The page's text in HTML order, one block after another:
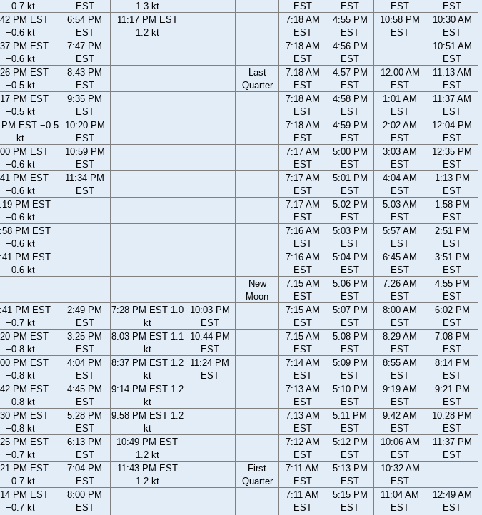
−0.7 kt
EST
1.3 kt
EST
EST
EST
EST
PM EST
−0.6 kt
6:54 PM
EST
11:17 PM EST
1.2 kt
7:18 AM
EST
4:55 PM
EST
10:58 PM
EST
10:30 AM
EST
PM EST
−0.6 kt
7:47 PM
EST
7:18 AM
EST
4:56 PM
EST
10:51 AM
EST
PM EST
−0.5 kt
8:43 PM
EST
Last
Quarter
7:18 AM
EST
4:57 PM
EST
12:00 AM
EST
11:13 AM
EST
PM EST
−0.5 kt
9:35 PM
EST
7:18 AM
EST
4:58 PM
EST
1:01 AM
EST
11:37 AM
EST
PM EST −0.5
kt
10:20 PM
EST
7:18 AM
EST
4:59 PM
EST
2:02 AM
EST
12:04 PM
EST
PM EST
−0.6 kt
10:59 PM
EST
7:17 AM
EST
5:00 PM
EST
3:03 AM
EST
12:35 PM
EST
PM EST
−0.6 kt
11:34 PM
EST
7:17 AM
EST
5:01 PM
EST
4:04 AM
EST
1:13 PM
EST
PM EST
−0.6 kt
7:17 AM
EST
5:02 PM
EST
5:03 AM
EST
1:58 PM
EST
PM EST
−0.6 kt
7:16 AM
EST
5:03 PM
EST
5:57 AM
EST
2:51 PM
EST
PM EST
−0.6 kt
7:16 AM
EST
5:04 PM
EST
6:45 AM
EST
3:51 PM
EST
New
Moon
7:15 AM
EST
5:06 PM
EST
7:26 AM
EST
4:55 PM
EST
PM EST
−0.7 kt
2:49 PM
EST
7:28 PM EST 1.0
kt
10:03 PM
EST
7:15 AM
EST
5:07 PM
EST
8:00 AM
EST
6:02 PM
EST
PM EST
−0.8 kt
3:25 PM
EST
8:03 PM EST 1.1
kt
10:44 PM
EST
7:15 AM
EST
5:08 PM
EST
8:29 AM
EST
7:08 PM
EST
PM EST
−0.8 kt
4:04 PM
EST
8:37 PM EST 1.2
kt
11:24 PM
EST
7:14 AM
EST
5:09 PM
EST
8:55 AM
EST
8:14 PM
EST
PM EST
−0.8 kt
4:45 PM
EST
9:14 PM EST 1.2
kt
7:13 AM
EST
5:10 PM
EST
9:19 AM
EST
9:21 PM
EST
PM EST
−0.8 kt
5:28 PM
EST
9:58 PM EST 1.2
kt
7:13 AM
EST
5:11 PM
EST
9:42 AM
EST
10:28 PM
EST
PM EST
−0.7 kt
6:13 PM
EST
10:49 PM EST
1.2 kt
7:12 AM
EST
5:12 PM
EST
10:06 AM
EST
11:37 PM
EST
PM EST
−0.7 kt
7:04 PM
EST
11:43 PM EST
1.2 kt
First
Quarter
7:11 AM
EST
5:13 PM
EST
10:32 AM
EST
PM EST
−0.7 kt
8:00 PM
EST
7:11 AM
EST
5:15 PM
EST
11:04 AM
EST
12:49 AM
EST